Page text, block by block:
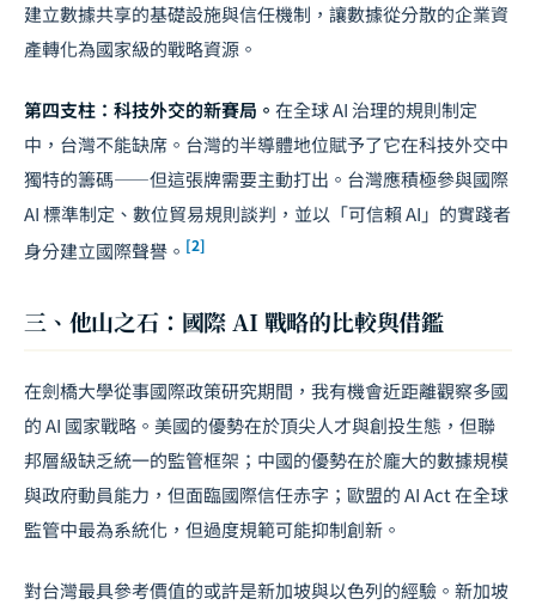
建立數據共享的基礎設施與信任機制，讓數據從分散的企業資
產轉化為國家級的戰略資源。
第四支柱： 科技外交的新賽局。 在全球 AI 治理的規則制定
中，台灣不能缺席。台灣的半導體地位賦予了它在科技外交中
獨特的籌碼——但這張牌需要主動打出。台灣應積極參與國際
AI 標準制定、數位貿易規則談判 ，並以「可信賴 AI」的實踐者
身分建立國際聲譽。 [2]
三、他山之石：國際 AI 戰略的比較與借鑑
在劍橋大學從事國際政策研究期間，我有機會近距離觀察多國
的 AI 國家戰略。美國的優勢在於頂尖人才與創投生態，但聯
邦層級缺乏統一的監管框架；中國的優勢在於龐大的數據規模
與政府動員能力，但面臨國際信任赤字；歐盟的 AI Act 在全球
監管中最為系統化，但過度規範可能抑制創新。
對台灣最具參考價值的或許是新加坡與以色列的經驗。新加坡